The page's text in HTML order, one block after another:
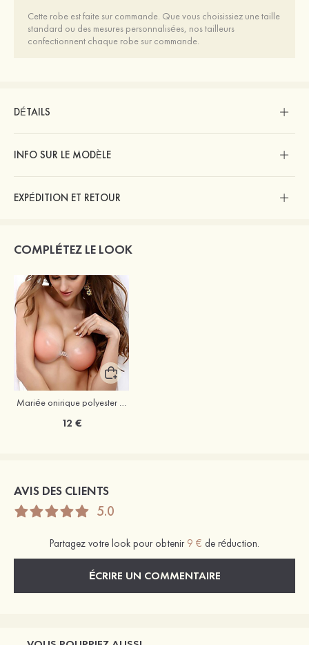
Cette robe est faite sur commande. Que vous choisissiez une taille
standard ou des mesures personnalisées, nos tailleurs
confectionnent chaque robe sur commande.
DÉTAILS
INFO SUR LE MODÈLE
EXPÉDITION ET RETOUR
COMPLÉTEZ LE LOOK
Mariée onirique polyester soutien-gorge
12 €
AVIS DES CLIENTS
5.0
Partagez votre look pour obtenir 9 € de réduction.
ÉCRIRE UN COMMENTAIRE